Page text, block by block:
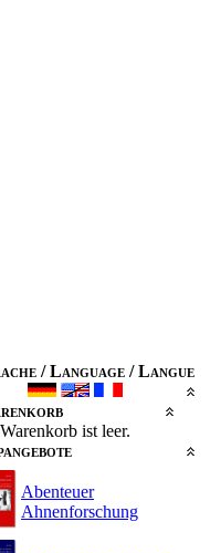
/ Language / Langue
ist leer.
Abenteuer
Ahnenforschung